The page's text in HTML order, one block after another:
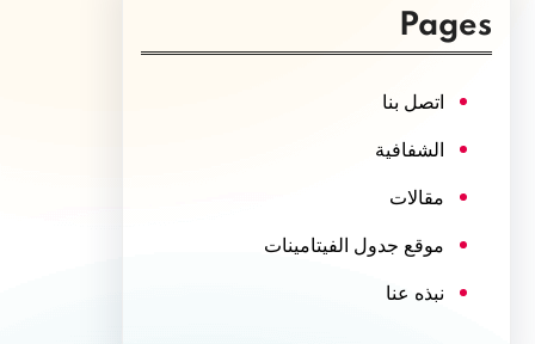
Pages
اتصل بنا
الشفافية
مقالات
موقع جدول الفيتامينات
نبذه عنا